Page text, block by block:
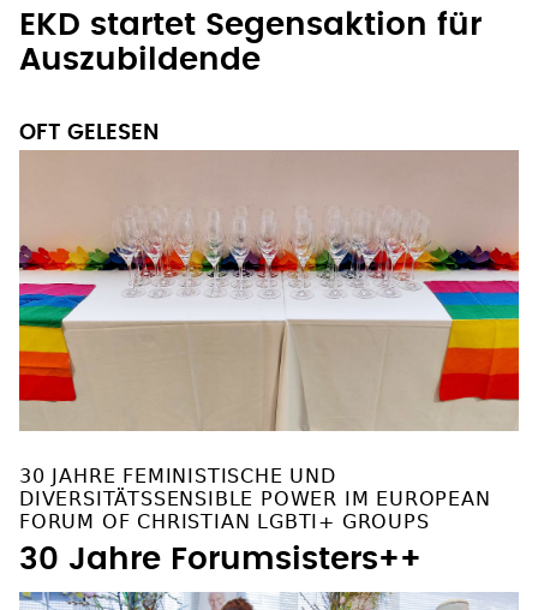
EKD startet Segensaktion für
Auszubildende
OFT GELESEN
30 JAHRE FEMINISTISCHE UND
DIVERSITÄTSSENSIBLE POWER IM EUROPEAN
FORUM OF CHRISTIAN LGBTI+ GROUPS
30 Jahre Forumsisters++